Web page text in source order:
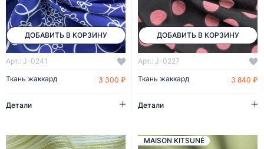
ДОБАВИТЬ В КОРЗИНУ
Арт.: J-0241
Ткань жаккард
3 300 ₽
Детали
ДОБАВИТЬ В КОРЗИНУ
Арт.: J-0227
Ткань жаккард
3 840 ₽
Детали
MAISON KITSUNÉ